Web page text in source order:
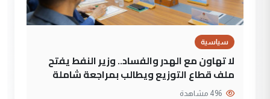
سياسية
لا تهاون مع الهدر والفساد.. وزير النفط يفتح
ملف قطاع التوزيع ويطالب بمراجعة شاملة